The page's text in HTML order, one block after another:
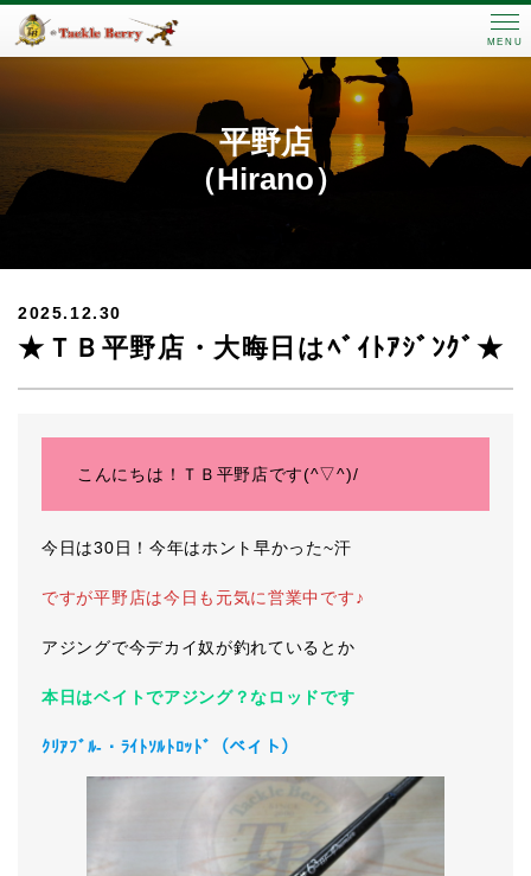
MENU
平野店
（Hirano）
2025.12.30
★ＴＢ平野店・大晦日はﾍﾞｲﾄｱｼﾞﾝｸﾞ★
こんにちは！ＴＢ平野店です(^▽^)/
今日は30日！今年はホント早かった~汗
ですが平野店は今日も元気に営業中です♪
アジングで今デカイ奴が釣れているとか
本日はベイトでアジング？なロッドです
ｸﾘｱﾌﾞﾙ-・ﾗｲﾄｿﾙﾄﾛｯﾄﾞ（ベイト）